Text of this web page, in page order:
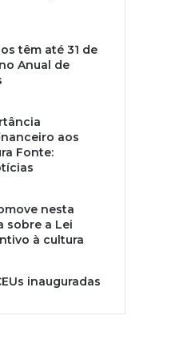
têm até 31 de
Anual de
aos
Fonte:
nesta
sobre a Lei
à cultura
inauguradas